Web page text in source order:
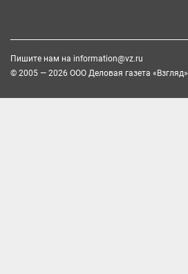
Пишите нам на information@vz.ru
© 2005 — 2026 ООО Деловая газета «Взгляд»